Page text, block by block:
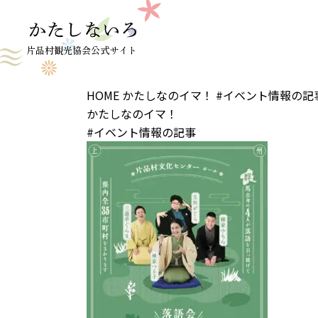
片品村観光協会公式サイト
HOME かたしなのイマ！ #イベント情報の記
かたしなのイマ！
#イベント情報の記事